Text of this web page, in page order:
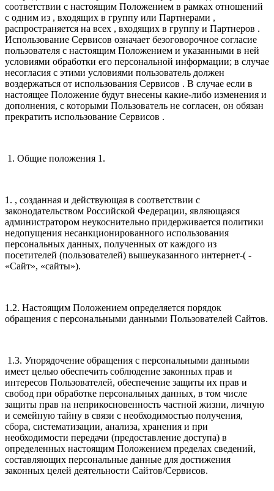
соответствии с настоящим Положением в рамках отношений
с одним из , входящих в группу или Партнерами ,
распространяется на всех , входящих в группу и Партнеров .
Использование Сервисов означает безоговорочное согласие
пользователя с настоящим Положением и указанными в ней
условиями обработки его персональной информации; в случае
несогласия с этими условиями пользователь должен
воздержаться от использования Сервисов . В случае если в
настоящее Положение будут внесены какие-либо изменения и
дополнения, с которыми Пользователь не согласен, он обязан
прекратить использование Сервисов .
1. Общие положения 1.
1. , созданная и действующая в соответствии с
законодательством Российской Федерации, являющаяся
администратором неукоснительно придерживается политики
недопущения несанкционированного использования
персональных данных, полученных от каждого из
посетителей (пользователей) вышеуказанного интернет-( -
«Сайт», «сайты»).
1.2. Настоящим Положением определяется порядок
обращения с персональными данными Пользователей Сайтов.
1.3. Упорядочение обращения с персональными данными
имеет целью обеспечить соблюдение законных прав и
интересов Пользователей, обеспечение защиты их прав и
свобод при обработке персональных данных, в том числе
защиты прав на неприкосновенность частной жизни, личную
и семейную тайну в связи с необходимостью получения,
сбора, систематизации, анализа, хранения и при
необходимости передачи (предоставление доступа) в
определенных настоящим Положением пределах сведений,
составляющих персональные данные для достижения
законных целей деятельности Сайтов/Сервисов.